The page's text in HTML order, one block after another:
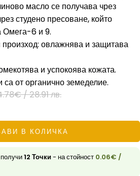
масло се получава чрез
студено пресоване, който
Омега-6 и 9.
произход: овлажнява и защитава
и успокоява кожата.
са от органично земеделие.
€/ 28.91 лв.
В КОЛИЧКА
12 Точки- на стойност 0.06€ /